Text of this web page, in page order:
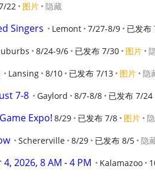
22 图片 隐藏
Singers Lemont 7/27-8/9 已发布
8/24-9/6 已发布 7/30 图片
Lansing 8/10 已发布 7/13 图片 隐
7-8 Gaylord 8/7-8/8 已发布 7/24
Expo! 8/29 已发布 7/8 图片
Schererville 8/29 已发布 8/5 隐
2026, 8 AM - 4 PM Kalamazoo